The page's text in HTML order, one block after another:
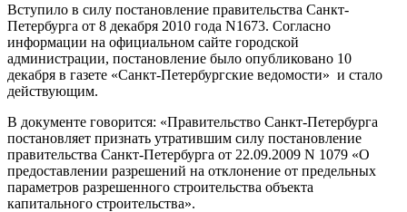
Вступило в силу постановление правительства Санкт-
Петербурга от 8 декабря 2010 года N1673. Согласно
информации на официальном сайте городской
администрации, постановление было опубликовано 10
декабря в газете «Санкт-Петербургские ведомости» и стало
действующим.
В документе говорится: «Правительство Санкт-Петербурга
постановляет признать утратившим силу постановление
правительства Санкт-Петербурга от 22.09.2009 N 1079 «О
предоставлении разрешений на отклонение от предельных
параметров разрешенного строительства объекта
капитального строительства».